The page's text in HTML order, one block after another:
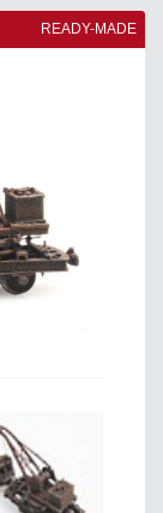
READY-MADE